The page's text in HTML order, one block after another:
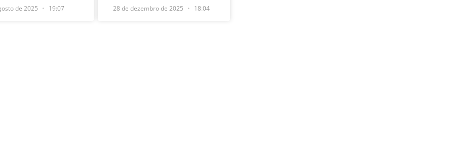
de 2025 19:07 28 de dezembro de 2025 18:04